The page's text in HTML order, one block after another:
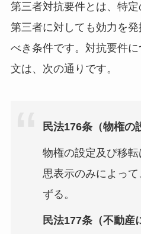
第三者対抗要件とは、特定
第三者に対しても効力を
べき条件です。対抗要件
文は、次の通りです。
民法176条（物権の
物権の設定及び移
思表示のみによっ
ずる。
民法177条（不動産